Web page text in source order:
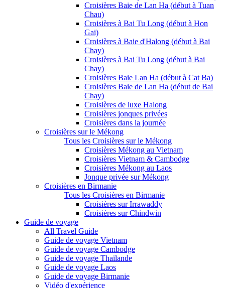
Croisières Baie de Lan Ha (début à Tuan
Chau)
Croisières à Bai Tu Long (début à Hon
Gai)
Croisières à Baie d'Halong (début à Bai
Chay)
Croisières à Bai Tu Long (début à Bai
Chay)
Croisières Baie Lan Ha (début à Cat Ba)
Croisières Baie de Lan Ha (début de Bai
Chay)
Croisières de luxe Halong
Croisières jonques privées
Croisières dans la journée
Croisières sur le Mékong
Tous les Croisières sur le Mékong
Croisières Mékong au Vietnam
Croisières Vietnam & Cambodge
Croisières Mékong au Laos
Jonque privée sur Mékong
Croisières en Birmanie
Tous les Croisières en Birmanie
Croisières sur Irrawaddy
Croisières sur Chindwin
Guide de voyage
All Travel Guide
Guide de voyage Vietnam
Guide de voyage Cambodge
Guide de voyage Thaïlande
Guide de voyage Laos
Guide de voyage Birmanie
Vidéo d'expérience